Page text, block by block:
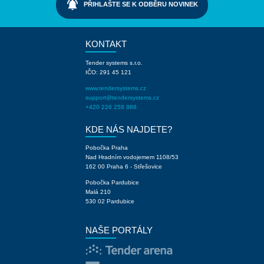
notifications_active PŘIHLAŠTE SE K ODBĚRU NOVINEK
KONTAKT
Tender systems s.r.o.
IČO: 291 45 121
www.tendersystems.cz
support@tendersystems.cz
+420 226 258 888
KDE NÁS NAJDETE?
Pobočka Praha
Nad Hradním vodojemem 1108/53
162 00 Praha 6 - Střešovice
Pobočka Pardubice
Malá 210
530 02 Pardubice
NAŠE PORTÁLY